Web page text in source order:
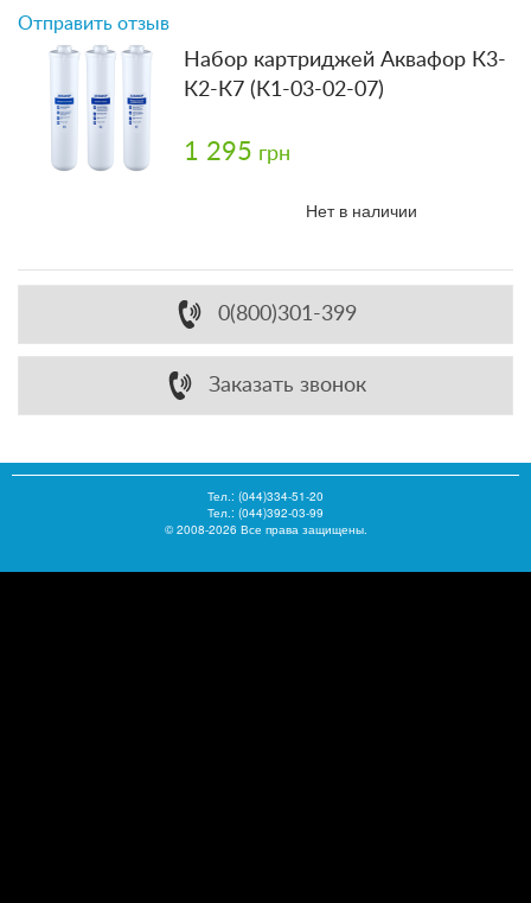
Отправить отзыв
Набор картриджей Аквафор К3-
К2-К7 (К1-03-02-07)
1 295 грн
Нет в наличии
0(800)301-399
Заказать звонок
Тел.: (044)334-51-20
Тел.: (044)392-03-99
© 2008-2026 Все права защищены.